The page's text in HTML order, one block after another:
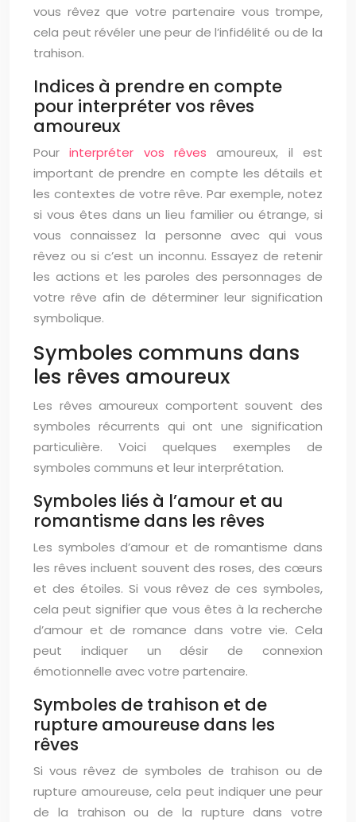
vous rêvez que votre partenaire vous trompe,
cela peut révéler une peur de l’infidélité ou de la
trahison.
Indices à prendre en compte
pour interpréter vos rêves
amoureux
Pourinterpréter vos rêves amoureux, il est
important de prendre en compte les détails et
les contextes de votre rêve. Par exemple, notez
si vous êtes dans un lieu familier ou étrange, si
vous connaissez la personne avec qui vous
rêvez ou si c’est un inconnu. Essayez de retenir
les actions et les paroles des personnages de
votre rêve afin de déterminer leur signification
symbolique.
Symboles communs dans
les rêves amoureux
Les rêves amoureux comportent souvent des
symboles récurrents qui ont une signification
particulière. Voici quelques exemples de
symboles communs et leur interprétation.
Symboles liés à l’amour et au
romantisme dans les rêves
Les symboles d’amour et de romantisme dans
les rêves incluent souvent des roses, des cœurs
et des étoiles. Si vous rêvez de ces symboles,
cela peut signifier que vous êtes à la recherche
d’amour et de romance dans votre vie. Cela
peut indiquer un désir de connexion
émotionnelle avec votre partenaire.
Symboles de trahison et de
rupture amoureuse dans les
rêves
Si vous rêvez de symboles de trahison ou de
rupture amoureuse, cela peut indiquer une peur
de la trahison ou de la rupture dans votre